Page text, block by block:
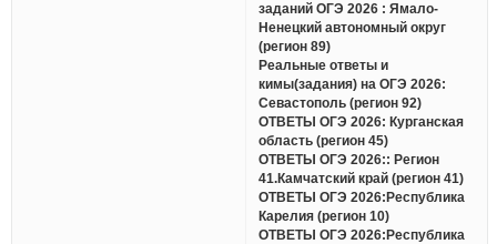
заданий ОГЭ 2026 : Ямало-
Ненецкий автономный округ
(регион 89)
Реальные ответы и
кимы(задания) на ОГЭ 2026:
Севастополь (регион 92)
ОТВЕТЫ ОГЭ 2026: Курганская
область (регион 45)
ОТВЕТЫ ОГЭ 2026:: Регион
41.Камчатский край (регион 41)
ОТВЕТЫ ОГЭ 2026:Республика
Карелия (регион 10)
ОТВЕТЫ ОГЭ 2026:Республика